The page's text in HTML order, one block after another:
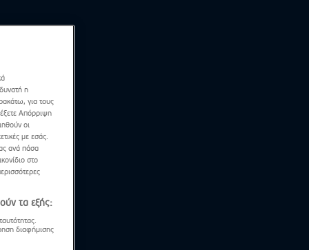
η
για τους
Απόρριψη
οι
με εσάς.
ανά πάσα
στο
τα εξής:
διαφήμισης